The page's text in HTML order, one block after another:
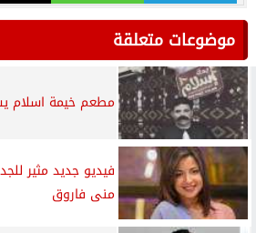
موضوعات متعلقة
مطعم خيمة اسلام
فيديو جديد مثير
منى فاروق